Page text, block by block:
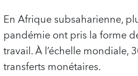
En Afrique subsaharienne,
pandémie ont pris la forme
travail. À l’échelle mondiale,
transferts monétaires.